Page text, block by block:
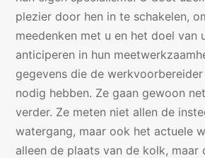
plezier door hen in te schakelen,
meedenken met u en het doel van
anticiperen in hun
gegevens die de
nodig hebben. Ze gaan gewoon
verder. Ze meten niet allen de
watergang, maar ook het actuele
alleen de plaats van de kolk, maar